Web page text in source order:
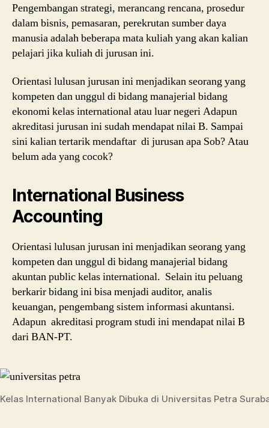
Pengembangan strategi, merancang rencana, prosedur
dalam bisnis, pemasaran, perekrutan sumber daya
manusia adalah beberapa mata kuliah yang akan kalian
pelajari jika kuliah di jurusan ini.
Orientasi lulusan jurusan ini menjadikan seorang yang
kompeten dan unggul di bidang manajerial bidang
ekonomi kelas international atau luar negeri Adapun
akreditasi jurusan ini sudah mendapat nilai B. Sampai
sini kalian tertarik mendaftar di jurusan apa Sob? Atau
belum ada yang cocok?
International Business
Accounting
Orientasi lulusan jurusan ini menjadikan seorang yang
kompeten dan unggul di bidang manajerial bidang
akuntan public kelas international. Selain itu peluang
berkarir bidang ini bisa menjadi auditor, analis
keuangan, pengembang sistem informasi akuntansi.
Adapun akreditasi program studi ini mendapat nilai B
dari BAN-PT.
Kelas International Banyak Dibuka di Universitas Petra